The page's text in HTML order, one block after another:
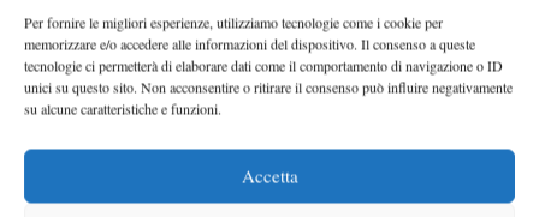
Per fornire le migliori esperienze, utilizziamo tecnologie come i cookie per
memorizzare e/o accedere alle informazioni del dispositivo. Il consenso a queste
tecnologie ci permetterà di elaborare dati come il comportamento di navigazione o ID
unici su questo sito. Non acconsentire o ritirare il consenso può influire negativamente
su alcune caratteristiche e funzioni.
Accetta
Ibride Peugeot, ecco tutte le novità
che verranno…